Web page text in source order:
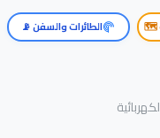
🗺️ الطائرات والسفن 📡